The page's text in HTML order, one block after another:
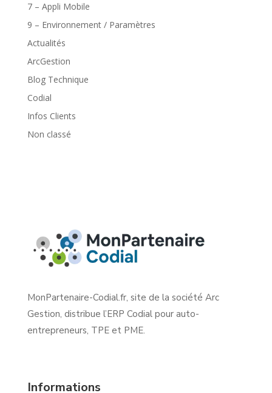
7 – Appli Mobile
9 – Environnement / Paramètres
Actualités
ArcGestion
Blog Technique
Codial
Infos Clients
Non classé
MonPartenaire-Codial.fr, site de la société Arc
Gestion, distribue l’ERP Codial pour auto-
entrepreneurs, TPE et PME.
Informations